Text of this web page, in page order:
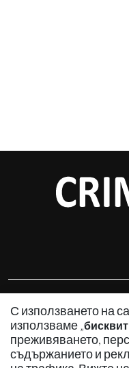
С използването на
използваме „
преживяването,
съдържанието и